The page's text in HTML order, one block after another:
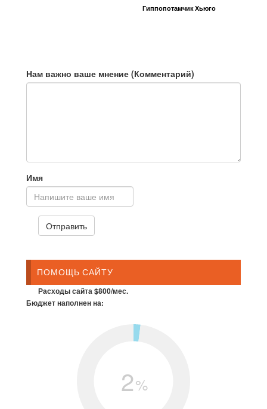
Гиппопотамчик Хьюго
Нам важно ваше мнение (Комментарий)
Имя
ПОМОЩЬ САЙТУ
Расходы сайта $800/мес.
Бюджет наполнен на:
2%